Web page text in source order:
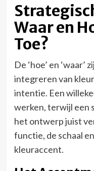
Waar en
Toe?
De ‘hoe’ en
integreren van
intentie. Een
werken, terwijl een
het ontwerp juist
functie, de schaal
kleuraccent.